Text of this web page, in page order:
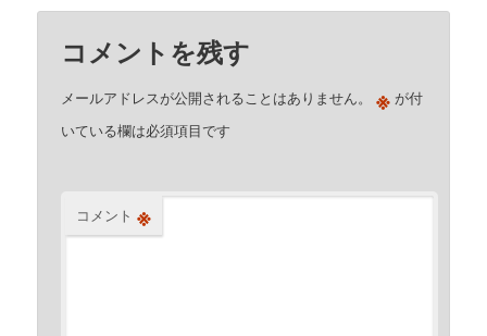
コメントを残す
メールアドレスが公開されることはありません。 ※ が付
いている欄は必須項目です
コメント ※